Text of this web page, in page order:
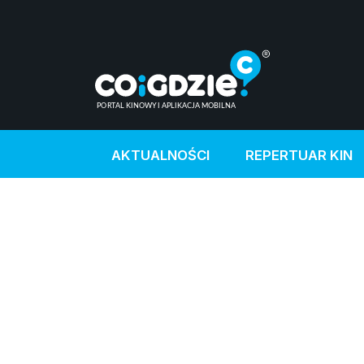
AKTUALNOŚCI REPERTUAR KIN